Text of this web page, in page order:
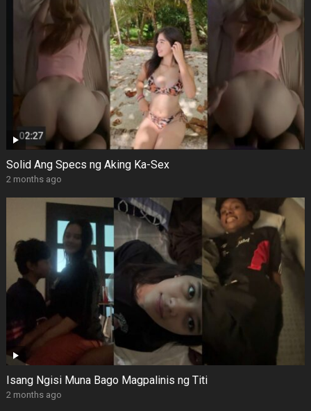
Solid Ang Specs ng Aking Ka-Sex
2 months ago
Isang Ngisi Muna Bago Magpalinis ng Titi
2 months ago